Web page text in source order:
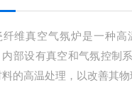
纤维真空气氛炉是一种
内部设有真空和气氛控制
的高温处理，以改善其物